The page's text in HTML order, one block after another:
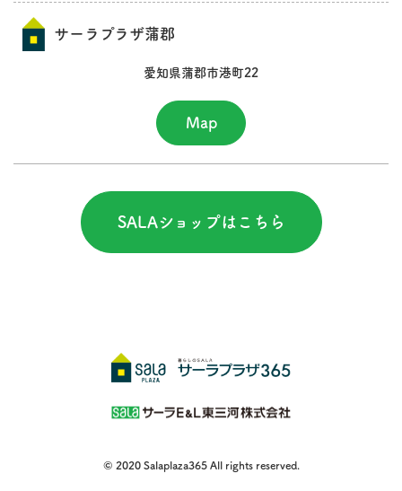
サーラプラザ蒲郡
愛知県蒲郡市港町22
Map
SALAショップはこちら
© 2020 Salaplaza365 All rights reserved.